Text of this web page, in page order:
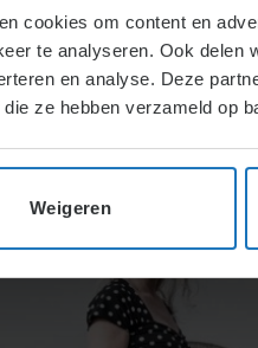
cookies om content en
te analyseren. Ook delen
en analyse. Deze
ze hebben verzameld op
Weigeren
ULLI HOOGLAND